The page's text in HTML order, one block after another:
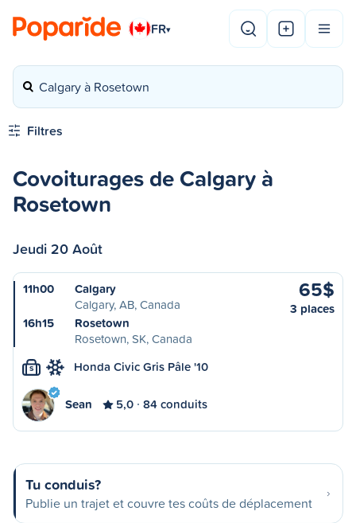
FR▾
Calgary à Rosetown
Filtres
Covoiturages de Calgary à
Rosetown
Jeudi 20 Août
11h00
Calgary
Calgary, AB, Canada
16h15
Rosetown
Rosetown, SK, Canada
65$
3 places
S Honda Civic Gris Pâle '10
Sean 5,0 84 conduits
Tu conduis?
Publie un trajet et couvre tes coûts de déplacement